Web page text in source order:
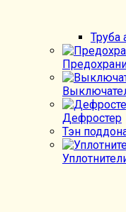
Труба
Дефростер
Тэн